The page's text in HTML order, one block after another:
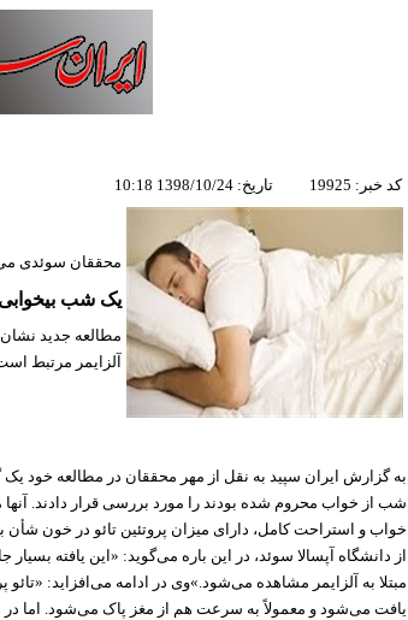
کد خبر: 19925 تاریخ: 1398/10/24 10:18
محققان سوئدی می
یک شب
مطالعه جدید
آلزایمر مرتبط
به گزارش ایران سپید به نقل از مهر محققان در مطالعه خود
شب از خواب محروم شده بودند را مورد بررسی قرار دادند. آنها
خواب و استراحت کامل، دارای میزان پروتئین تائو در خون شأن
از دانشگاه آپسالا سوئد، در این باره می‌گوید: «این یافته بسیار
مبتلا به آلزایمر مشاهده می‌شود.»وی در ادامه می‌افزاید: «تائو
یافت می‌شود و معمولاً به سرعت هم از مغز پاک می‌شود. اما در